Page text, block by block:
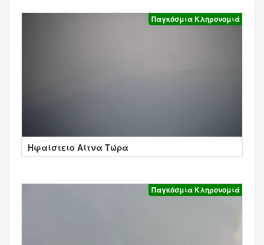
Παγκόσμια Κληρονομιά
Ηφαίστειο Αίτνα Τώρα
Παγκόσμια Κληρονομιά